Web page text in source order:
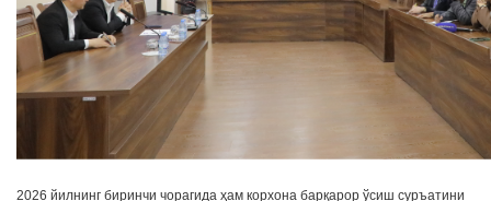
2026 йилнинг биринчи чорагида ҳам корхона барқарор ўсиш суръатини